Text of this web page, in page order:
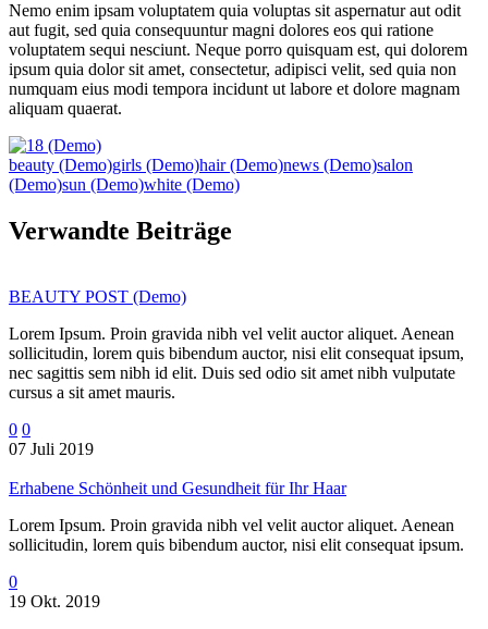
Nemo enim ipsam voluptatem quia voluptas sit aspernatur aut odit
aut fugit, sed quia consequuntur magni dolores eos qui ratione
voluptatem sequi nesciunt. Neque porro quisquam est, qui dolorem
ipsum quia dolor sit amet, consectetur, adipisci velit, sed quia non
numquam eius modi tempora incidunt ut labore et dolore magnam
aliquam quaerat.
beauty (Demo)girls (Demo)hair (Demo)news (Demo)salon
(Demo)sun (Demo)white (Demo)
Verwandte Beiträge
BEAUTY POST (Demo)
Lorem Ipsum. Proin gravida nibh vel velit auctor aliquet. Aenean
sollicitudin, lorem quis bibendum auctor, nisi elit consequat ipsum,
nec sagittis sem nibh id elit. Duis sed odio sit amet nibh vulputate
cursus a sit amet mauris.
0 0
07 Juli 2019
Erhabene Schönheit und Gesundheit für Ihr Haar
Lorem Ipsum. Proin gravida nibh vel velit auctor aliquet. Aenean
sollicitudin, lorem quis bibendum auctor, nisi elit consequat ipsum.
0
19 Okt. 2019